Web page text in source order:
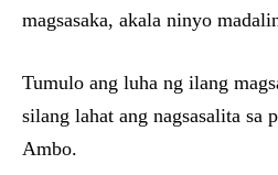
magsasaka, akala ninyo
Tumulo ang luha ng ilang
silang lahat ang nagsasalita sa
Ambo.